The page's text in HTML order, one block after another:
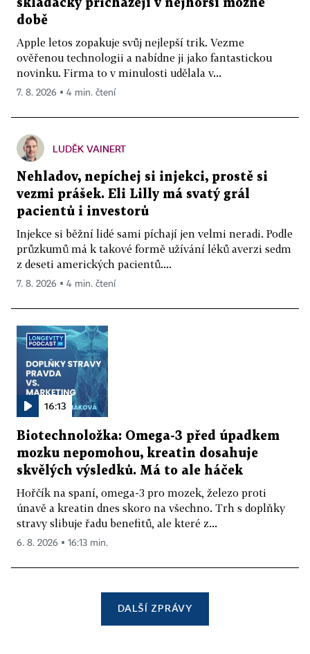
skládačky přicházejí v nejhorší možné
době
Apple letos zopakuje svůj nejlepší trik. Vezme
ověřenou technologii a nabídne ji jako fantastickou
novinku. Firma to v minulosti udělala v...
7. 8. 2026 ▪ 4 min. čtení
LUDĚK VAINERT
Nehladov, nepíchej si injekci, prostě si
vezmi prášek. Eli Lilly má svatý grál
pacientů i investorů
Injekce si běžní lidé sami píchají jen velmi neradi. Podle
průzkumů má k takové formě užívání léků averzi sedm
z deseti amerických pacientů....
7. 8. 2026 ▪ 4 min. čtení
16:13
Biotechnoložka: Omega-3 před úpadkem
mozku nepomohou, kreatin dosahuje
skvělých výsledků. Má to ale háček
Hořčík na spaní, omega-3 pro mozek, železo proti
únavě a kreatin dnes skoro na všechno. Trh s doplňky
stravy slibuje řadu benefitů, ale které z...
6. 8. 2026 ▪ 16:13 min.
DALŠÍ ZPRÁVY